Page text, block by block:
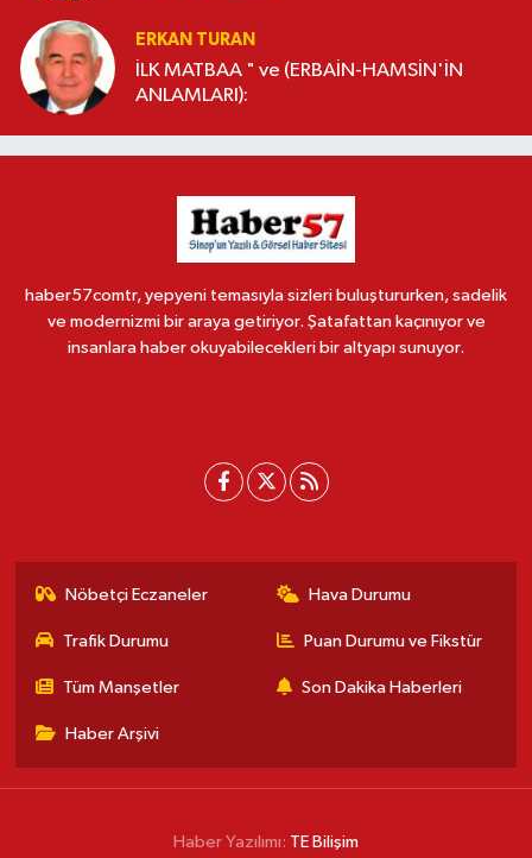
ERKAN TURAN
İLK MATBAA " ve (ERBAİN-HAMSİN'İN
ANLAMLARI):
haber57comtr, yepyeni temasıyla sizleri buluştururken, sadelik
ve modernizmi bir araya getiriyor. Şatafattan kaçınıyor ve
insanlara haber okuyabilecekleri bir altyapı sunuyor.
Nöbetçi Eczaneler Hava Durumu
Trafik Durumu Puan Durumu ve Fikstür
Tüm Manşetler Son Dakika Haberleri
Haber Arşivi
Haber Yazılımı: TE Bilişim